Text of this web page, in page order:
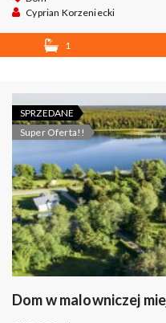
Cyprian Korzeniecki
1
SPRZEDANE
Super Oferta!!